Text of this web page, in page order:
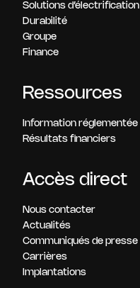
Solutions d’électrification
Durabilité
Groupe
Finance
Ressources
Information réglementée
Résultats financiers
Accès direct
Nous contacter
Actualités
Communiqués de presse
Carrières
Implantations